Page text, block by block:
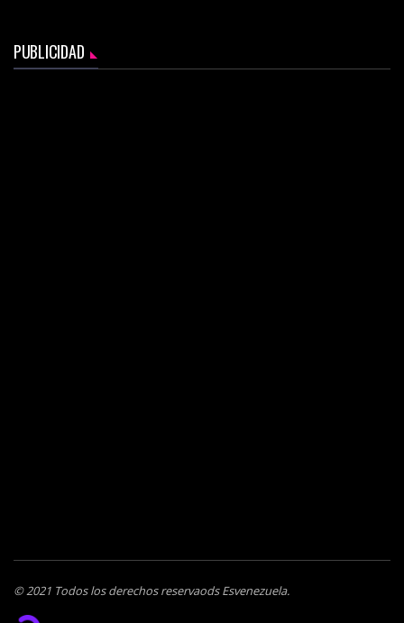
PUBLICIDAD
© 2021 Todos los derechos reservaods Esvenezuela.